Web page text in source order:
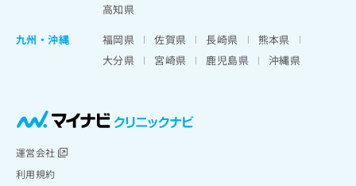
高知県
九州・沖縄
福岡県 佐賀県 長崎県
熊本県
大分県
宮崎県 鹿児島県 沖縄県
運営会社
利用規約